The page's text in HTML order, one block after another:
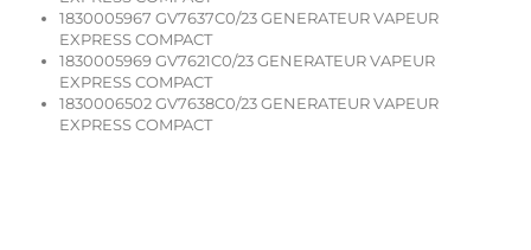
1830005967 GV7637C0/23 GENERATEUR VAPEUR
EXPRESS COMPACT
1830005969 GV7621C0/23 GENERATEUR VAPEUR
EXPRESS COMPACT
1830006502 GV7638C0/23 GENERATEUR VAPEUR
EXPRESS COMPACT